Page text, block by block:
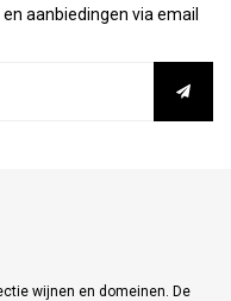
aanbiedingen via email
wijnen en domeinen. De